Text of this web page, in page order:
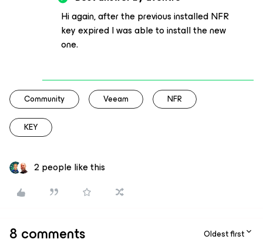
Hi again, after the previous installed NFR
key expired I was able to install the new
one.
Community Veeam NFR
KEY
2 people like this
8 comments Oldest first